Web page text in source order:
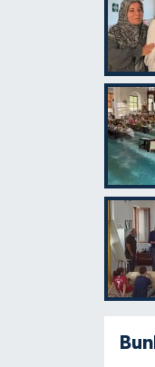
Çankırı
Çorum
Denizli
Diyarbakır
Düzce
Edirne
Bilim, Teknoloji
Biyografiler
Diyanet TV
İhtida